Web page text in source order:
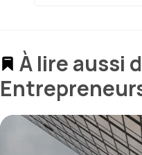
À lire aussi